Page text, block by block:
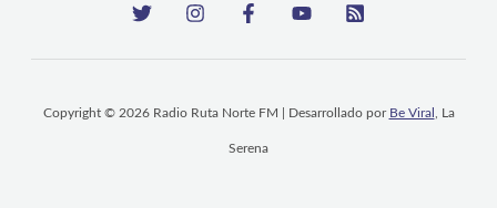
Copyright © 2026 Radio Ruta Norte FM | Desarrollado por Be Viral , La
Serena